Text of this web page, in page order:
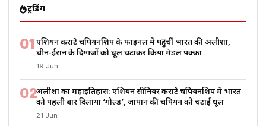
ट्रेंडिंग
01एशियन कराटे चैंपियनशिप के फाइनल में पहुंचीं भारत की अलीशा,
चीन-ईरान के दिग्गजों को धूल चटाकर किया मेडल पक्का
19 Jun
02अलीशा का महाइतिहास: एशियन सीनियर कराटे चैंपियनशिप में भारत
को पहली बार दिलाया ‘गोल्ड’, जापान की चैंपियन को चटाई धूल
21 Jun